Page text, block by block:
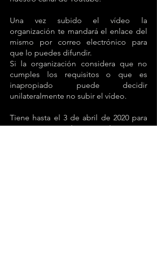
Una vez subido el vídeo la
organización te mandará el enlace del
mismo por correo electrónico para
que lo puedes difundir.
Si la organización considera que no
cumples los requisitos o que es
inapropiado puede decidir
unilateralmente no subir el vídeo.
Tiene hasta el 3 de abril de 2020 para
participar. Los vídeos enviados a partir